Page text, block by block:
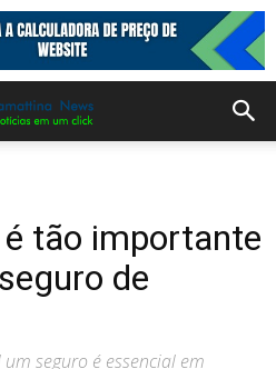
tão importante
de
seguro é essencial em